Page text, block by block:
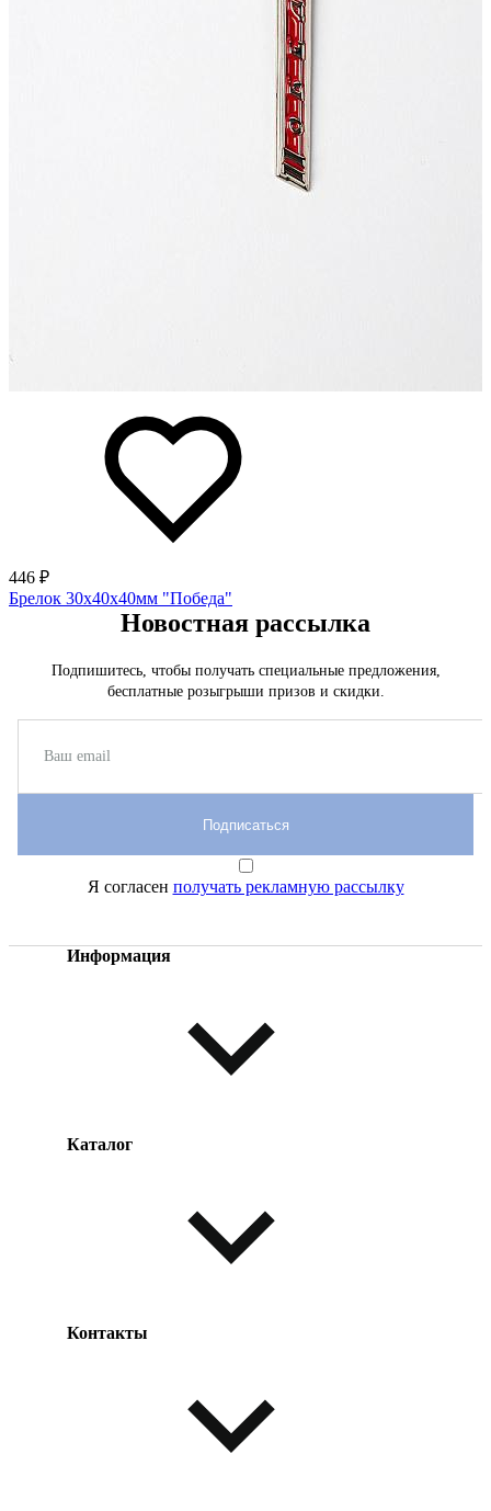
446 ₽
Брелок 30х40х40мм "Победа"
Информация
Таблица размеров
Каталог
Контакты
Новостная рассылка
Подпишитесь, чтобы получать специальные предложения,
бесплатные розыгрыши призов и скидки.
Подписаться
Я согласен получать рекламную рассылку